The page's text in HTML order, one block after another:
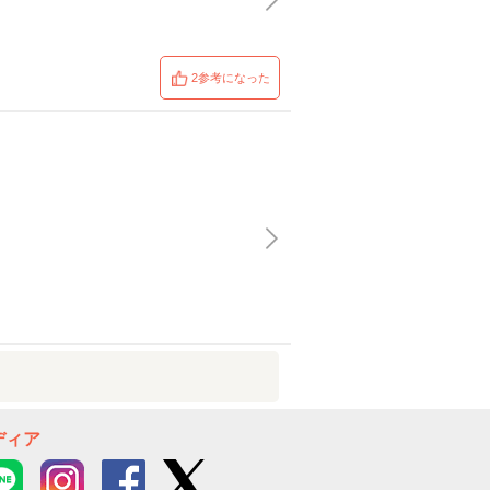
2参考になった
ィア